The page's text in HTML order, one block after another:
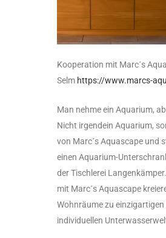
Kooperation mit Marc´s
Selm https://www.marcs-
Man nehme ein Aquarium,
Nicht irgendein Aquarium,
von Marc´s Aquascape und
einen Aquarium-
der Tischlerei
mit Marc´s Aquascape
Wohnräume zu einzigartigen
individuellen